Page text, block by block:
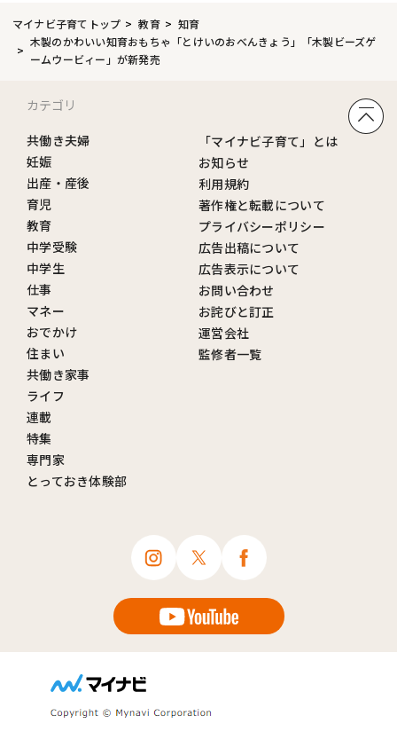
マイナビ子育てトップ 教育
知育
木製のかわいい知育おもちゃ「とけいのおべんきょう」「木製ビーズゲ
ームウービィー」が新発売
カテゴリ
共働き夫婦
妊娠
出産・産後
育児
教育
中学受験
中学生
仕事
マネー
おでかけ
住まい
共働き家事
ライフ
連載
特集
専門家
とっておき体験部
「マイナビ子育て」とは
お知らせ
利用規約
著作権と転載について
プライバシーポリシー
広告出稿について
広告表示について
お問い合わせ
お詫びと訂正
運営会社
監修者一覧